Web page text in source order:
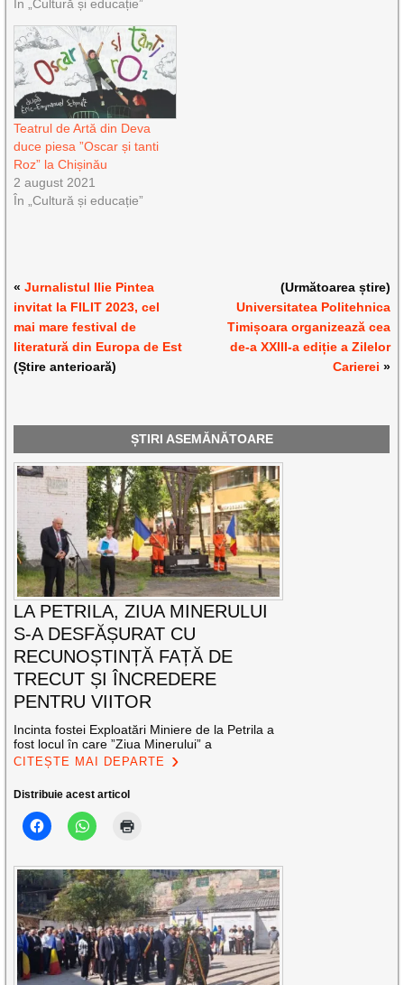
În „Cultură și educație”
Teatrul de Artă din Deva
duce piesa ”Oscar și tanti
Roz” la Chișinău
2 august 2021
În „Cultură și educație”
«Jurnalistul Ilie Pintea
invitat la FILIT 2023, cel
mai mare festival de
literatură din Europa de Est
(Știre anterioară)
(Următoarea știre)
Universitatea Politehnica
Timișoara organizează cea
de-a XXIII-a ediție a Zilelor
Carierei »
ȘTIRI ASEMĂNĂTOARE
LA PETRILA, ZIUA MINERULUI
S-A DESFĂȘURAT CU
RECUNOȘTINȚĂ FAȚĂ DE
TRECUT ȘI ÎNCREDERE
PENTRU VIITOR
Incinta fostei Exploatări Miniere de la Petrila a
fost locul în care ”Ziua Minerului” a
CITEȘTE MAI DEPARTE
Distribuie acest articol